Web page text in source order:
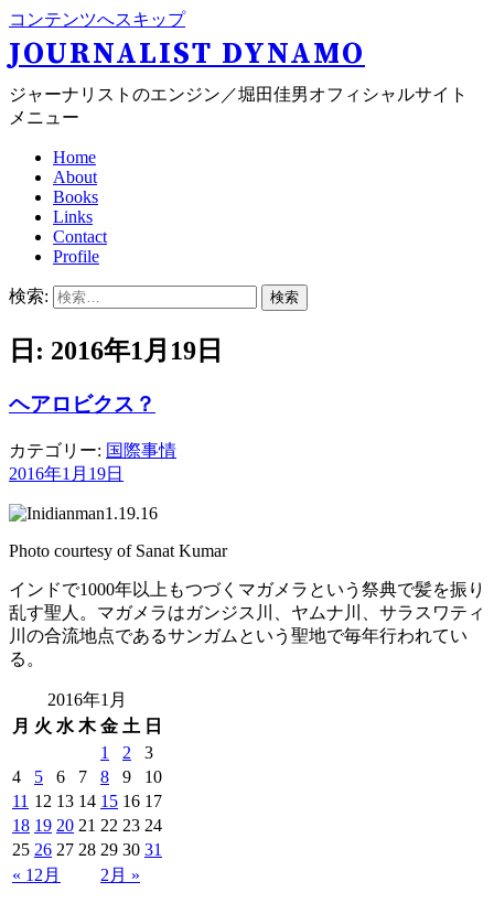
コンテンツへスキップ
JOURNALIST DYNAMO
ジャーナリストのエンジン／堀田佳男オフィシャルサイト
メニュー
Home
About
Books
Links
Contact
Profile
検索:
日: 2016年1月19日
ヘアロビクス？
カテゴリー: 国際事情
2016年1月19日
Photo courtesy of Sanat Kumar
インドで1000年以上もつづくマガメラという祭典で髪を振り
乱す聖人。マガメラはガンジス川、ヤムナ川、サラスワティ
川の合流地点であるサンガムという聖地で毎年行われてい
る。
2016年1月
月 火 水 木 金 土 日
« 12月 2月 »
1 2
3
4
5 6 7 8 9
10
11 12 13 14 15 16 17
18 19 20 21 22 23 24
25 26 27 28 29 30 31